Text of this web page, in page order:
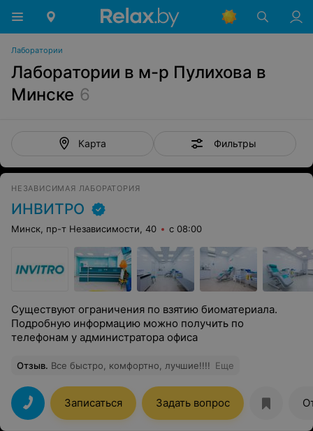
Лаборатории
Лаборатории в м-р Пулихова в
Минске 6
Карта Фильтры
НЕЗАВИСИМАЯ ЛАБОРАТОРИЯ
ИНВИТРО
Минск, пр-т Независимости, 40 с 08:00
Существуют ограничения по взятию биоматериала.
Подробную информацию можно получить по
телефонам у администратора офиса
Отзыв. Все быстро, комфортно, лучшие!!!! Еще
Записаться Задать вопрос